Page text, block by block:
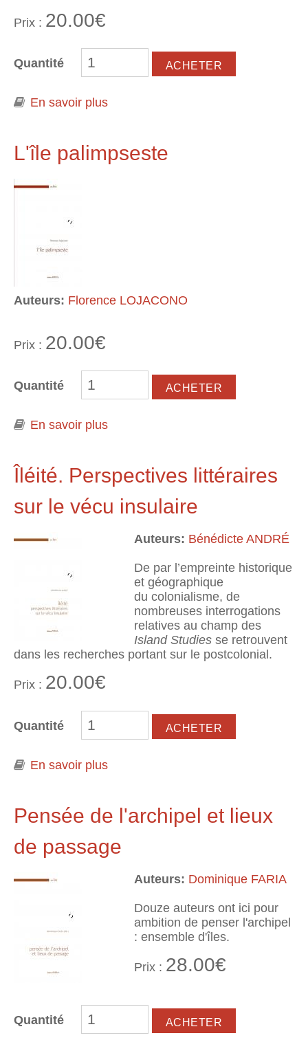
Prix : 20.00€
Quantité
En savoir plus
francophones contemporaines.
Approche géocritique
L'île palimpseste
Auteurs: Florence LOJACONO
Prix : 20.00€
Quantité
En savoir plus
Îléité. Perspectives littéraires
sur le vécu insulaire
Auteurs: Bénédicte ANDRÉ
De par l’empreinte historique
et géographique
du colonialisme, de
nombreuses interrogations
relatives au champ des
Island Studies se retrouvent
dans les recherches portant sur le postcolonial.
Prix : 20.00€
Quantité
En savoir plus
Pensée de l'archipel et lieux
de passage
Auteurs: Dominique FARIA
Douze auteurs ont ici pour
ambition de penser l'archipel
: ensemble d'îles.
Prix : 28.00€
Quantité